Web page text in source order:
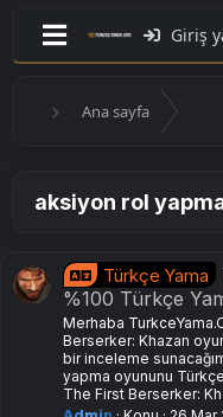
Giriş
Ana sayfa
aksiyon rol
Türkçe Yama
%100 Türkçe
Merhaba
Berserker: Khazan
bir inceleme
yapma oyununu
The First Berserker: